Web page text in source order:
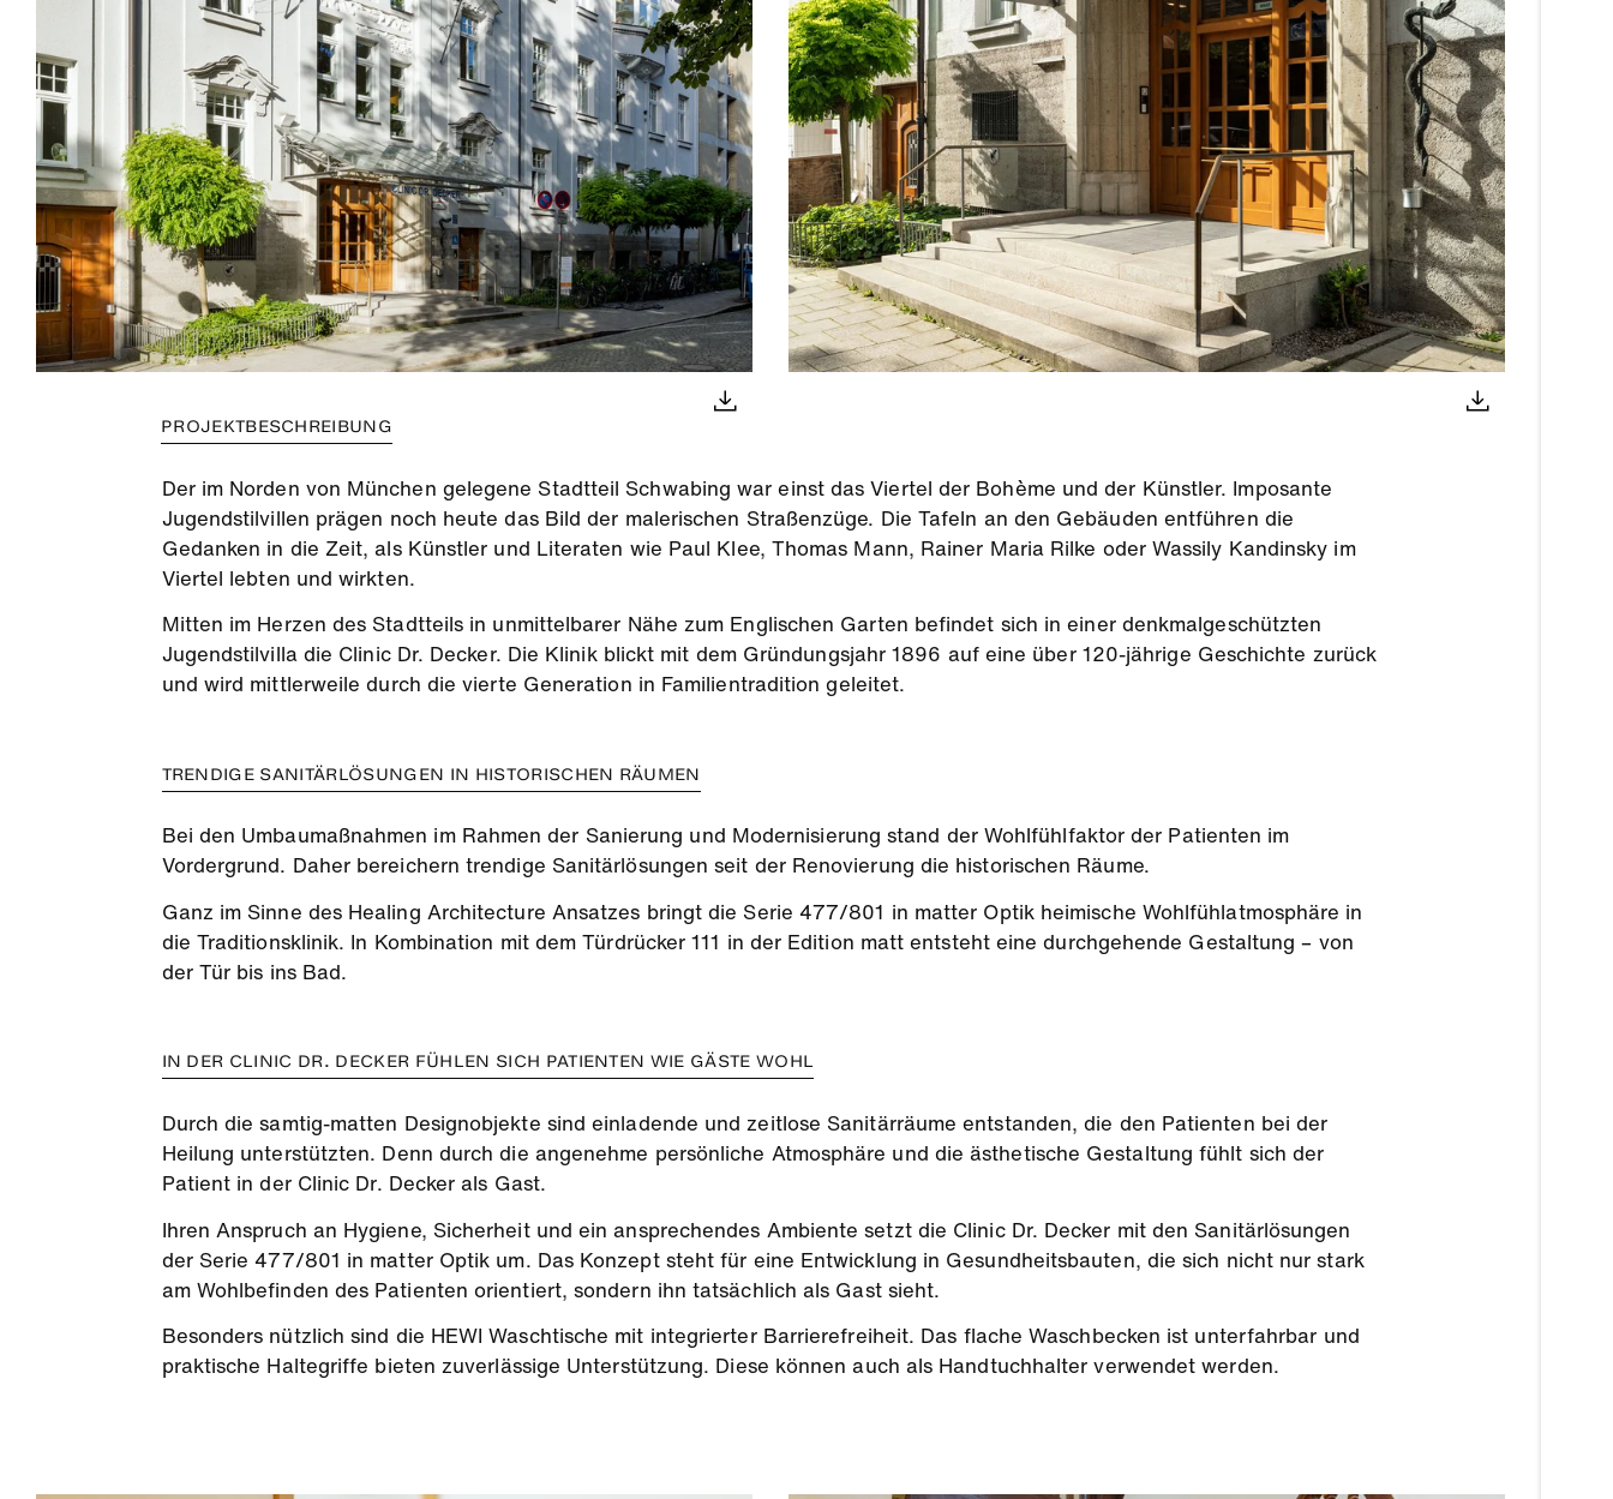
PROJEKTBESCHREIBUNG
Der im Norden von München gelegene Stadtteil Schwabing war einst das Viertel der Bohème und der Künstler. Imposante
Jugendstilvillen prägen noch heute das Bild der malerischen Straßenzüge. Die Tafeln an den Gebäuden entführen die
Gedanken in die Zeit, als Künstler und Literaten wie Paul Klee, Thomas Mann, Rainer Maria Rilke oder Wassily Kandinsky im
Viertel lebten und wirkten.
Mitten im Herzen des Stadtteils in unmittelbarer Nähe zum Englischen Garten befindet sich in einer denkmalgeschützten
Jugendstilvilla die Clinic Dr. Decker. Die Klinik blickt mit dem Gründungsjahr 1896 auf eine über 120-jährige Geschichte zurück
und wird mittlerweile durch die vierte Generation in Familientradition geleitet.
TRENDIGE SANITÄRLÖSUNGEN IN HISTORISCHEN RÄUMEN
Bei den Umbaumaßnahmen im Rahmen der Sanierung und Modernisierung stand der Wohlfühlfaktor der Patienten im
Vordergrund. Daher bereichern trendige Sanitärlösungen seit der Renovierung die historischen Räume.
Ganz im Sinne des Healing Architecture Ansatzes bringt die Serie 477/801 in matter Optik heimische Wohlfühlatmosphäre in
die Traditionsklinik. In Kombination mit dem Türdrücker 111 in der Edition matt entsteht eine durchgehende Gestaltung – von
der Tür bis ins Bad.
IN DER CLINIC DR. DECKER FÜHLEN SICH PATIENTEN WIE GÄSTE WOHL
Durch die samtig-matten Designobjekte sind einladende und zeitlose Sanitärräume entstanden, die den Patienten bei der
Heilung unterstützten. Denn durch die angenehme persönliche Atmosphäre und die ästhetische Gestaltung fühlt sich der
Patient in der Clinic Dr. Decker als Gast.
Ihren Anspruch an Hygiene, Sicherheit und ein ansprechendes Ambiente setzt die Clinic Dr. Decker mit den Sanitärlösungen
der Serie 477/801 in matter Optik um. Das Konzept steht für eine Entwicklung in Gesundheitsbauten, die sich nicht nur stark
am Wohlbefinden des Patienten orientiert, sondern ihn tatsächlich als Gast sieht.
Besonders nützlich sind die HEWI Waschtische mit integrierter Barrierefreiheit. Das flache Waschbecken ist unterfahrbar und
praktische Haltegriffe bieten zuverlässige Unterstützung. Diese können auch als Handtuchhalter verwendet werden.